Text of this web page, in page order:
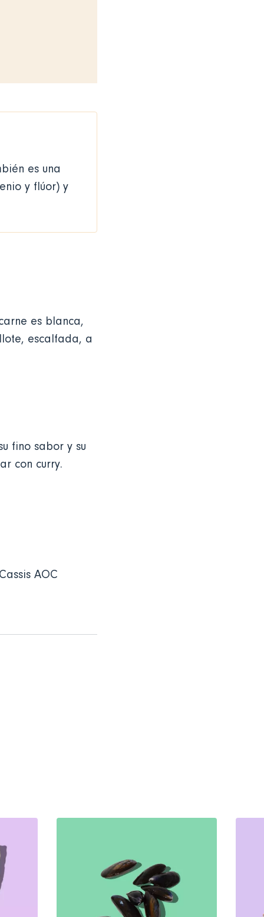
es una
y flúor) y
es blanca,
escalfada, a
fino sabor y su
con curry.
AOC